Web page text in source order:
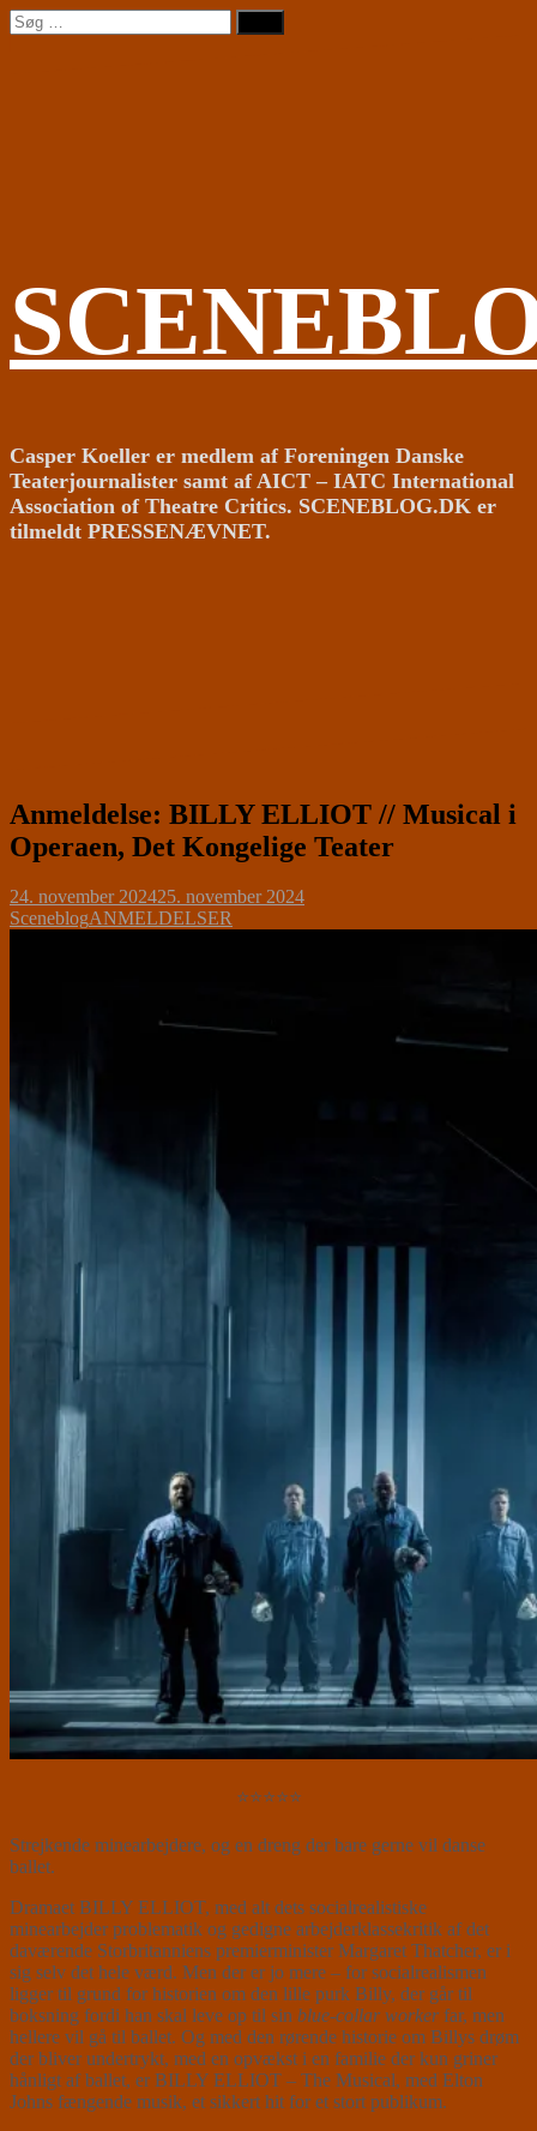
Videre
til
Søg
efter:
Casper Koeller er medlem af Foreningen Danske
Teaterjournalister samt af AICT – IATC International
Association of Theatre Critics. SCENEBLOG.DK er
tilmeldt PRESSENÆVNET.
Anmeldelse: BILLY ELLIOT // Musical i
Operaen, Det Kongelige Teater
24. november 202425. november 2024
SceneblogANMELDELSER
⭐⭐⭐⭐⭐
Strejkende minearbejdere, og en dreng der bare gerne vil danse
ballet.
Dramaet BILLY ELLIOT, med alt dets socialrealistiske
minearbejder problematik og gedigne arbejderklassekritik af det
daværende Storbritanniens premierminister Margaret Thatcher, er i
sig selv det hele værd. Men der er jo mere – for socialrealismen
ligger til grund for historien om den lille purk Billy, der går til
boksning fordi han skal leve op til sin blue-collar worker far, men
hellere vil gå til ballet. Og med den rørende historie om Billys drøm
der bliver undertrykt, med en opvækst i en familie der kun griner
hånligt af ballet, er BILLY ELLIOT – The Musical, med Elton
Johns fængende musik, et sikkert hit for et stort publikum.